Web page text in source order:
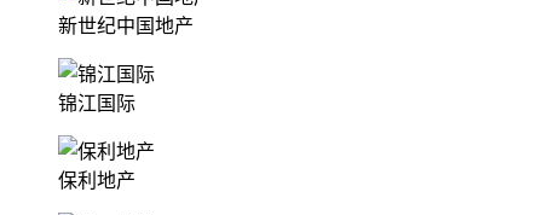
新世纪中国地产
锦江国际
保利地产